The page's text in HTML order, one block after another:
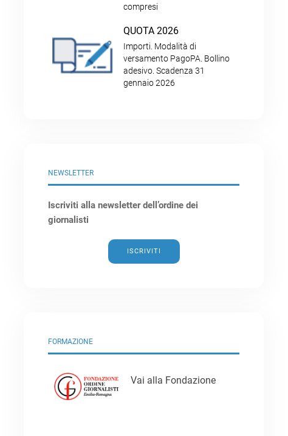
compresi
QUOTA 2026
Importi. Modalità di
versamento PagoPA. Bollino
adesivo. Scadenza 31
gennaio 2026
NEWSLETTER
Iscriviti alla newsletter dell’ordine dei
giornalisti
ISCRIVITI
FORMAZIONE
Vai alla Fondazione